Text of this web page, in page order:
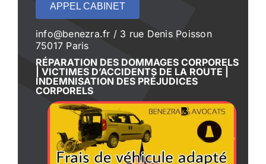
APPEL CABINET
info@benezra.fr / 3 rue Denis Poisson
75017 Paris
RÉPARATION DES DOMMAGES CORPORELS
| VICTIMES D’ACCIDENTS DE LA ROUTE |
INDEMNISATION DES PRÉJUDICES
CORPORELS